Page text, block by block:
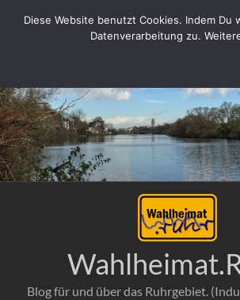
'url_hash']
ALTER TABLE `ehabd0q4e6blc_links` ADD
Zum
Inhalt
springen
Blog für und über das Ruhrgebiet.
Diese Website benutzt Cookies. Indem
Datenverarbeitung zu.